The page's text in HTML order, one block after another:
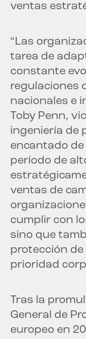
ventas
“Las
tarea de
constante
regulaciones
nacionales e
Toby Penn,
ingeniería de
encantado de
período de
ventas de
cumplir con
sino que
protección
prioridad
Tras la
General de
europeo en